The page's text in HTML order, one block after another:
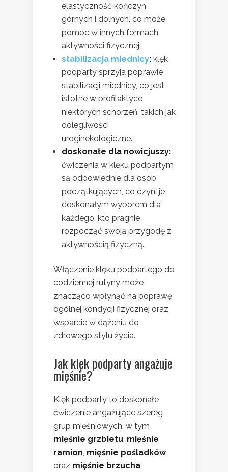
elastyczność kończyn
górnych i dolnych, co może
pomóc w innych formach
aktywności fizycznej.
stabilizacja miednicy: klęk
podparty sprzyja poprawie
stabilizacji miednicy, co jest
istotne w profilaktyce
niektórych schorzeń, takich jak
dolegliwości
uroginekologiczne.
doskonałe dla nowicjuszy:
ćwiczenia w klęku podpartym
są odpowiednie dla osób
początkujących, co czyni je
doskonałym wyborem dla
każdego, kto pragnie
rozpocząć swoją przygodę z
aktywnością fizyczną.
Włączenie klęku podpartego do
codziennej rutyny może
znacząco wpłynąć na poprawę
ogólnej kondycji fizycznej oraz
wsparcie w dążeniu do
zdrowego stylu życia.
Jak klęk podparty angażuje
mięśnie?
Klęk podparty to doskonałe
ćwiczenie angażujące szereg
grup mięśniowych, w tym
mięśnie grzbietu, mięśnie
ramion, mięśnie pośladków
oraz mięśnie brzucha.